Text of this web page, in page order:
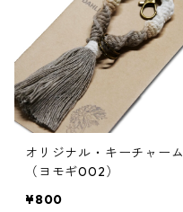
オリジナル・キーチャーム
（ヨモギ002）
¥800